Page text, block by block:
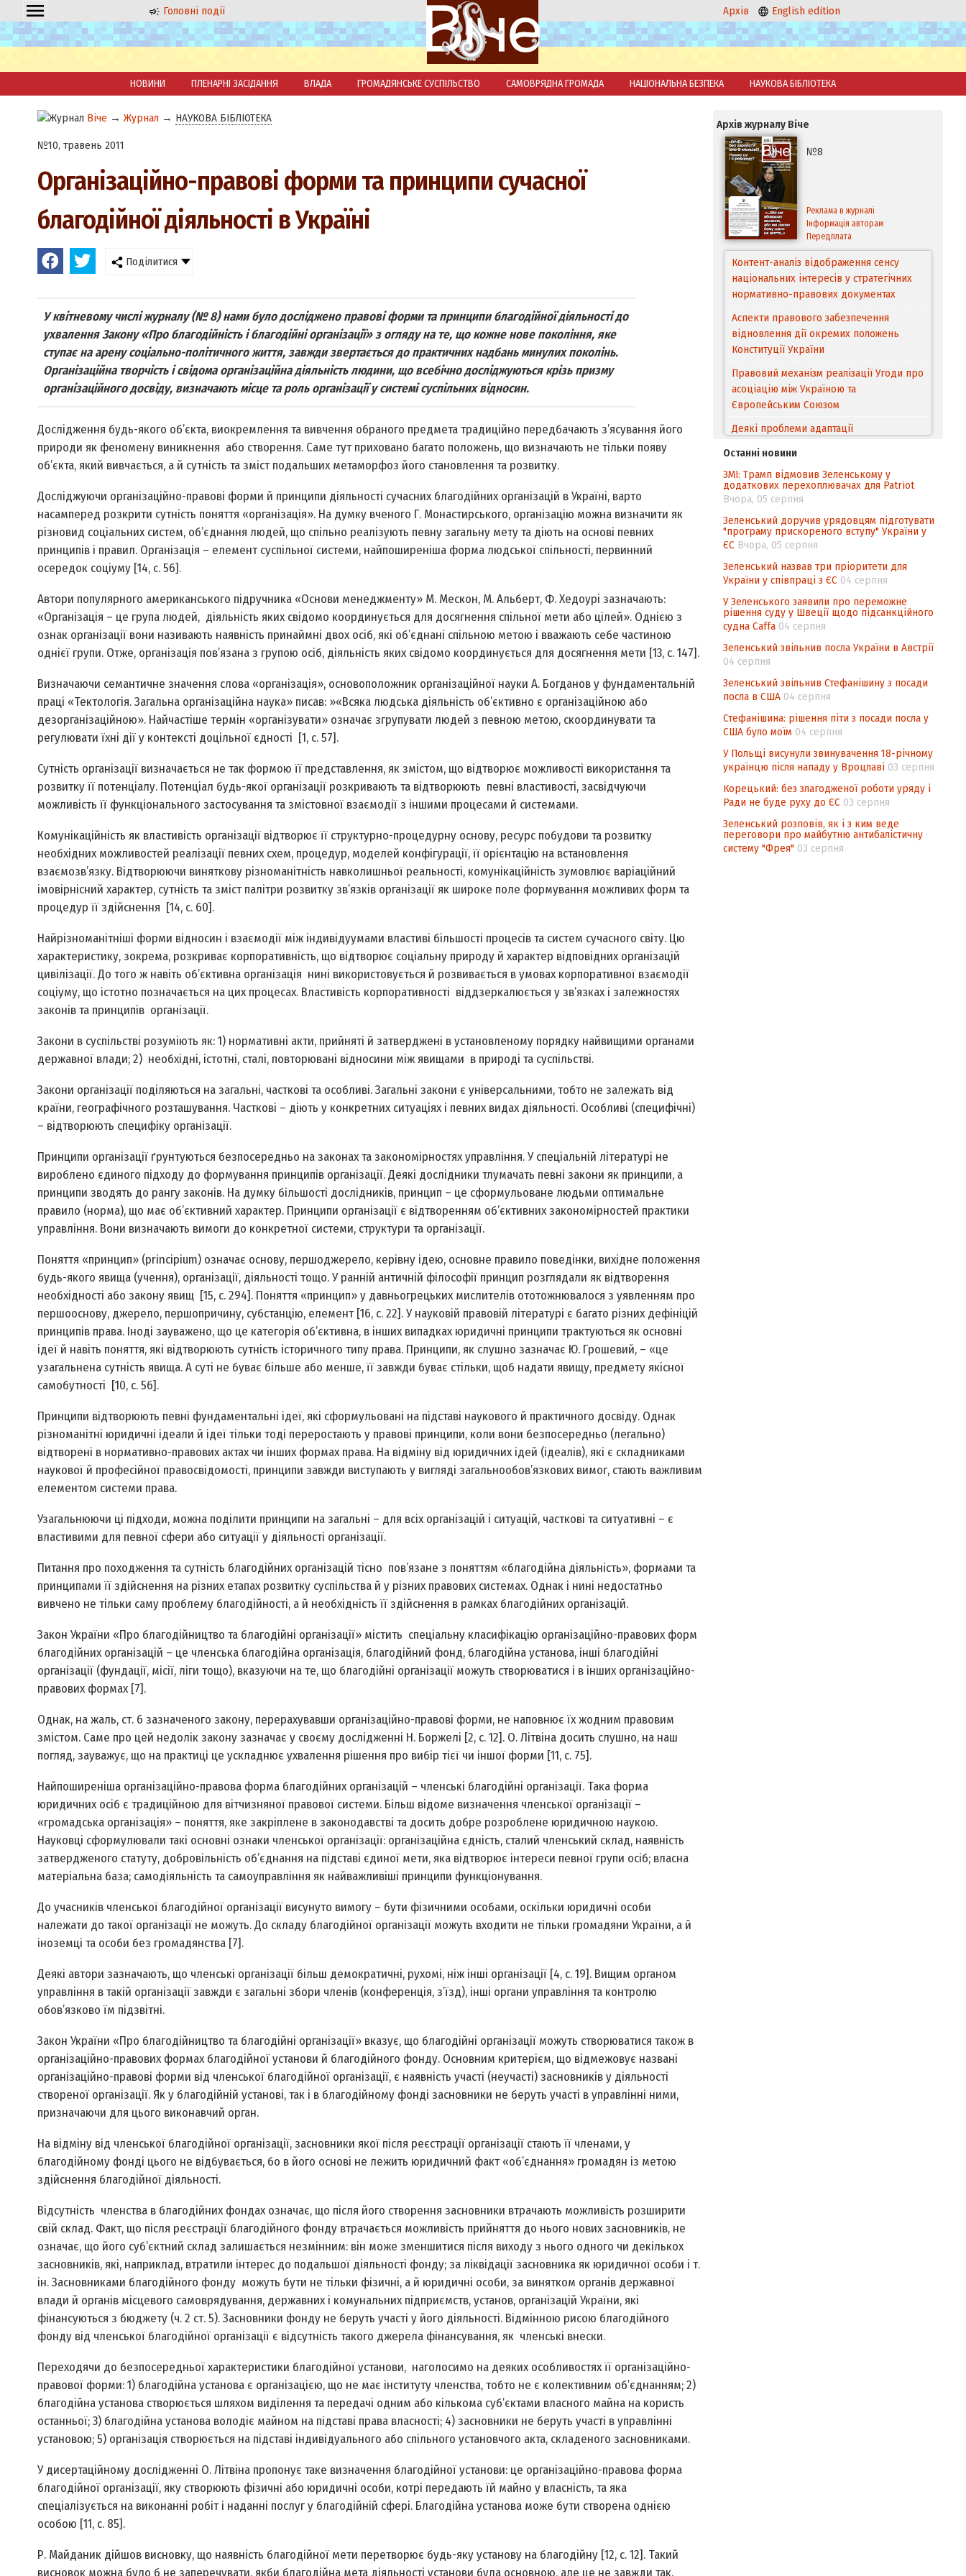
Головні події Архів English edition
НОВИНИ ПЛЕНАРНІ ЗАСІДАННЯ ВЛАДА ГРОМАДЯНСЬКЕ СУСПІЛЬСТВО САМОВРЯДНА ГРОМАДА НАЦІОНАЛЬНА БЕЗПЕКА НАУКОВА БІБЛІОТЕКА
Віче → Журнал → НАУКОВА БІБЛІОТЕКА
№10, травень 2011
Організаційно-правові форми та принципи сучасної
благодійної діяльності в Україні
Поділитися
У квітневому числі журналу (№ 8) нами було досліджено правові форми та принципи благодійної діяльності до
ухвалення Закону «Про благодійність і благодійні організації» з огляду на те, що кожне нове покоління, яке
ступає на арену соціально-політичного життя, завжди звертається до практичних надбань минулих поколінь.
Організаційна творчість і свідома організаційна діяльність людини, що всебічно досліджуються крізь призму
організаційного досвіду, визначають місце та роль організації у системі суспільних відносин.
Дослідження будь-якого об’єкта, виокремлення та вивчення обраного предмета традиційно передбачають з’ясування його
природи як феномену виникнення або створення. Саме тут приховано багато положень, що визначають не тільки появу
об’єкта, який вивчається, а й сутність та зміст подальших метаморфоз його становлення та розвитку.
Досліджуючи організаційно-правові форми й принципи діяльності сучасних благодійних організацій в Україні, варто
насамперед розкрити сутність поняття «організація». На думку вченого Г. Монастирського, організацію можна визначити як
різновид соціальних систем, об’єднання людей, що спільно реалізують певну загальну мету та діють на основі певних
принципів і правил. Організація – елемент суспільної системи, найпоширеніша форма людської спільності, первинний
осередок соціуму [14, с. 56].
Автори популярного американського підручника «Основи менеджменту» М. Мескон, М. Альберт, Ф. Хедоурі зазначають:
«Організація – це група людей, діяльність яких свідомо координується для досягнення спільної мети або цілей». Однією з
ознак організації вони називають наявність принаймні двох осіб, які об’єднані спільною метою і вважають себе частиною
однієї групи. Отже, організація пов’язана з групою осіб, діяльність яких свідомо координується для досягнення мети [13, с. 147].
Визначаючи семантичне значення слова «організація», основоположник організаційної науки А. Богданов у фундаментальній
праці «Тектологія. Загальна організаційна наука» писав: »«Всяка людська діяльність об’єктивно є організаційною або
дезорганізаційною». Найчастіше термін «організувати» означає згрупувати людей з певною метою, скоординувати та
регулювати їхні дії у контексті доцільної єдності [1, с. 57].
Сутність організації визначається не так формою її представлення, як змістом, що відтворює можливості використання та
розвитку її потенціалу. Потенціал будь-якої організації розкривають та відтворюють певні властивості, засвідчуючи
можливість її функціонального застосування та змістовної взаємодії з іншими процесами й системами.
Комунікаційність як властивість організації відтворює її структурно-процедурну основу, ресурс побудови та розвитку
необхідних можливостей реалізації певних схем, процедур, моделей конфігурації, її орієнтацію на встановлення
взаємозв’язку. Відтворюючи виняткову різноманітність навколишньої реальності, комунікаційність зумовлює варіаційний
імовірнісний характер, сутність та зміст палітри розвитку зв’язків організації як широке поле формування можливих форм та
процедур її здійснення [14, с. 60].
Найрізноманітніші форми відносин і взаємодії між індивідуумами властиві більшості процесів та систем сучасного світу. Цю
характеристику, зокрема, розкриває корпоративність, що відтворює соціальну природу й характер відповідних організацій
цивілізації. До того ж навіть об’єктивна організація нині використовується й розвивається в умовах корпоративної взаємодії
соціуму, що істотно позначається на цих процесах. Властивість корпоративності віддзеркалюється у зв’язках і залежностях
законів та принципів організації.
Закони в суспільстві розуміють як: 1) нормативні акти, прийняті й затверджені в установленому порядку найвищими органами
державної влади; 2) необхідні, істотні, сталі, повторювані відносини між явищами в природі та суспільстві.
Закони організації поділяються на загальні, часткові та особливі. Загальні закони є універсальними, тобто не залежать від
країни, географічного розташування. Часткові – діють у конкретних ситуаціях і певних видах діяльності. Особливі (специфічні)
– відтворюють специфіку організації.
Принципи організації ґрунтуються безпосередньо на законах та закономірностях управління. У спеціальній літературі не
вироблено єдиного підходу до формування принципів організації. Деякі дослідники тлумачать певні закони як принципи, а
принципи зводять до рангу законів. На думку більшості дослідників, принцип – це сформульоване людьми оптимальне
правило (норма), що має об’єктивний характер. Принципи організації є відтворенням об’єктивних закономірностей практики
управління. Вони визначають вимоги до конкретної системи, структури та організації.
Поняття «принцип» (principium) означає основу, першоджерело, керівну ідею, основне правило поведінки, вихідне положення
будь-якого явища (учення), організації, діяльності тощо. У ранній античній філософії принцип розглядали як відтворення
необхідності або закону явищ [15, с. 294]. Поняття «принцип» у давньогрецьких мислителів ототожнювалося з уявленням про
першооснову, джерело, першопричину, субстанцію, елемент [16, с. 22]. У науковій правовій літературі є багато різних дефініцій
принципів права. Іноді зауважено, що це категорія об’єктивна, в інших випадках юридичні принципи трактуються як основні
ідеї й навіть поняття, які відтворюють сутність історичного типу права. Принципи, як слушно зазначає Ю. Грошевий, – «це
узагальнена сутність явища. А суті не буває більше або менше, її завжди буває стільки, щоб надати явищу, предмету якісної
самобутності [10, с. 56].
Принципи відтворюють певні фундаментальні ідеї, які сформульовані на підставі наукового й практичного досвіду. Однак
різноманітні юридичні ідеали й ідеї тільки тоді переростають у правові принципи, коли вони безпосередньо (легально)
відтворені в нормативно-правових актах чи інших формах права. На відміну від юридичних ідей (ідеалів), які є складниками
наукової й професійної правосвідомості, принципи завжди виступають у вигляді загальнообов’язкових вимог, стають важливим
елементом системи права.
Узагальнюючи ці підходи, можна поділити принципи на загальні – для всіх організацій і ситуацій, часткові та ситуативні – є
властивими для певної сфери або ситуації у діяльності організації.
Питання про походження та сутність благодійних організацій тісно пов’язане з поняттям «благодійна діяльність», формами та
принципами її здійснення на різних етапах розвитку суспільства й у різних правових системах. Однак і нині недостатньо
вивчено не тільки саму проблему благодійності, а й необхідність її здійснення в рамках благодійних організацій.
Закон України «Про благодійництво та благодійні організації» містить спеціальну класифікацію організаційно-правових форм
благодійних організацій – це членська благодійна організація, благодійний фонд, благодійна установа, інші благодійні
організації (фундації, місії, ліги тощо), вказуючи на те, що благодійні організації можуть створюватися і в інших організаційно-
правових формах [7].
Однак, на жаль, ст. 6 зазначеного закону, перерахувавши організаційно-правові форми, не наповнює їх жодним правовим
змістом. Саме про цей недолік закону зазначає у своєму дослідженні Н. Боржелі [2, с. 12]. О. Літвіна досить слушно, на наш
погляд, зауважує, що на практиці це ускладнює ухвалення рішення про вибір тієї чи іншої форми [11, с. 75].
Найпоширеніша організаційно-правова форма благодійних організацій – членські благодійні організації. Така форма
юридичних осіб є традиційною для вітчизняної правової системи. Більш відоме визначення членської організації –
«громадська організація» – поняття, яке закріплене в законодавстві та досить добре розроблене юридичною наукою.
Науковці сформулювали такі основні ознаки членської організації: організаційна єдність, сталий членський склад, наявність
затвердженого статуту, добровільність об’єднання на підставі єдиної мети, яка відтворює інтереси певної групи осіб; власна
матеріальна база; самодіяльність та самоуправління як найважливіші принципи функціонування.
До учасників членської благодійної організації висунуто вимогу – бути фізичними особами, оскільки юридичні особи
належати до такої організації не можуть. До складу благодійної організації можуть входити не тільки громадяни України, а й
іноземці та особи без громадянства [7].
Деякі автори зазначають, що членські організації більш демократичні, рухомі, ніж інші організації [4, с. 19]. Вищим органом
управління в такій організації завжди є загальні збори членів (конференція, з’їзд), інші органи управління та контролю
обов’язково їм підзвітні.
Закон України «Про благодійництво та благодійні організації» вказує, що благодійні організації можуть створюватися також в
організаційно-правових формах благодійної установи й благодійного фонду. Основним критерієм, що відмежовує названі
організаційно-правові форми від членської благодійної організації, є наявність участі (неучасті) засновників у діяльності
створеної організації. Як у благодійній установі, так і в благодійному фонді засновники не беруть участі в управлінні ними,
призначаючи для цього виконавчий орган.
На відміну від членської благодійної організації, засновники якої після реєстрації організації стають її членами, у
благодійному фонді цього не відбувається, бо в його основі не лежить юридичний факт «об’єднання» громадян із метою
здійснення благодійної діяльності.
Відсутність членства в благодійних фондах означає, що після його створення засновники втрачають можливість розширити
свій склад. Факт, що після реєстрації благодійного фонду втрачається можливість прийняття до нього нових засновників, не
означає, що його суб’єктний склад залишається незмінним: він може зменшитися після виходу з нього одного чи декількох
засновників, які, наприклад, втратили інтерес до подальшої діяльності фонду; за ліквідації засновника як юридичної особи і т.
ін. Засновниками благодійного фонду можуть бути не тільки фізичні, а й юридичні особи, за винятком органів державної
влади й органів місцевого самоврядування, державних і комунальних підприємств, установ, організацій України, які
фінансуються з бюджету (ч. 2 ст. 5). Засновники фонду не беруть участі у його діяльності. Відмінною рисою благодійного
фонду від членської благодійної організації є відсутність такого джерела фінансування, як членські внески.
Переходячи до безпосередньої характеристики благодійної установи, наголосимо на деяких особливостях її організаційно-
правової форми: 1) благодійна установа є організацією, що не має інституту членства, тобто не є колективним об’єднанням; 2)
благодійна установа створюється шляхом виділення та передачі одним або кількома суб’єктами власного майна на користь
останньої; 3) благодійна установа володіє майном на підставі права власності; 4) засновники не беруть участі в управлінні
установою; 5) організація створюється на підставі індивідуального або спільного установчого акта, складеного засновниками.
У дисертаційному дослідженні О. Літвіна пропонує таке визначення благодійної установи: це організаційно-правова форма
благодійної організації, яку створюють фізичні або юридичні особи, котрі передають їй майно у власність, та яка
спеціалізується на виконанні робіт і наданні послуг у благодійній сфері. Благодійна установа може бути створена однією
особою [11, с. 85].
Р. Майданик дійшов висновку, що наявність благодійної мети перетворює будь-яку установу на благодійну [12, с. 12]. Такий
висновок можна було б не заперечувати, якби благодійна мета діяльності установи була основною, але це не завжди так.
Архів журналу Віче
№8
Реклама в журналі
Інформація авторам
Передплата
Контент-аналіз відображення сенсу
національних інтересів у стратегічних
нормативно-правових документах
Аспекти правового забезпечення
відновлення дії окремих положень
Конституції України
Правовий механізм реалізації Угоди про
асоціацію між Україною та
Європейським Cоюзом
Деякі проблеми адаптації
походження товарів відповідно до
Угоди про торговельні аспекти прав
інтелектуальної власності (TRIPS) у
контексті євроінтеграції
Аналіз виборчого законодавства щодо
невизначеності механізму повторного
підрахунку голосів виборців
Інформаційна безпека суспільства
Останні новини
ЗМІ: Трамп відмовив Зеленському у
додаткових перехоплювачах для Patriot
Вчора, 05 серпня
Зеленський доручив урядовцям підготувати
"програму прискореного вступу" України у
ЄС Вчора, 05 серпня
Зеленський назвав три пріоритети для
України у співпраці з ЄС 04 серпня
У Зеленського заявили про переможне
рішення суду у Швеції щодо підсанкційного
судна Caffa 04 серпня
Зеленський звільнив посла України в Австрії
04 серпня
Зеленський звільнив Стефанішину з посади
посла в США 04 серпня
Стефанішина: рішення піти з посади посла у
США було моїм 04 серпня
У Польщі висунули звинувачення 18-річному
українцю після нападу у Вроцлаві 03 серпня
Корецький: без злагодженої роботи уряду і
Ради не буде руху до ЄС 03 серпня
Зеленський розповів, як і з ким веде
переговори про майбутню антибалістичну
систему "Фрея" 03 серпня